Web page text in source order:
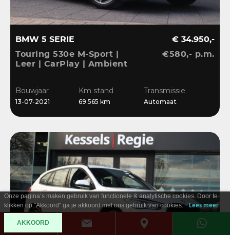
BMW 5 SERIE
Touring 530e M-Sport |
Leer | CarPlay | Ambient
€ 34.950,-
€580,- p.m.
Bouwjaar
13-07-2021
Km stand
69.565 km
Transmissie
Automaat
Onze pagina’s maken gebruik van functionele & analytische cookies. Door te
klikken op "Akkoord" ga je akkoord met ons gebruik van cookies.
Lees meer
AKKOORD